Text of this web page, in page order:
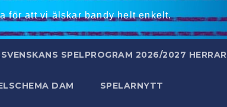
för att vi älskar bandy helt enkelt.
SPELPROGRAM 2026/2027 HERRAR
DAM SPELARNYTT